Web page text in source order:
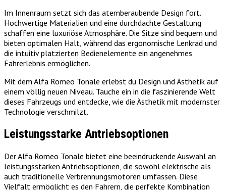
Im Innenraum setzt sich das atemberaubende Design fort.
Hochwertige Materialien und eine durchdachte Gestaltung
schaffen eine luxuriöse Atmosphäre. Die Sitze sind bequem und
bieten optimalen Halt, während das ergonomische Lenkrad und
die intuitiv platzierten Bedienelemente ein angenehmes
Fahrerlebnis ermöglichen.
Mit dem Alfa Romeo Tonale erlebst du Design und Ästhetik auf
einem völlig neuen Niveau. Tauche ein in die faszinierende Welt
dieses Fahrzeugs und entdecke, wie die Ästhetik mit modernster
Technologie verschmilzt.
Leistungsstarke Antriebsoptionen
Der Alfa Romeo Tonale bietet eine beeindruckende Auswahl an
leistungsstarken Antriebsoptionen, die sowohl elektrische als
auch traditionelle Verbrennungsmotoren umfassen. Diese
Vielfalt ermöglicht es den Fahrern, die perfekte Kombination